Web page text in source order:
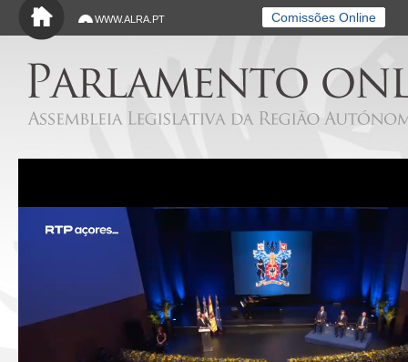
Saltar para o conteúdo principal
WWW.ALRA.PT Comissões Online